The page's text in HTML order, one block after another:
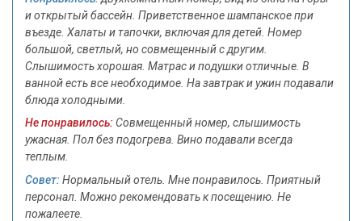
и открытый бассейн. Приветственное шампанское при
въезде. Халаты и тапочки, включая для детей. Номер
большой, светлый, но совмещенный с другим.
Слышимость хорошая. Матрас и подушки отличные. В
ванной есть все необходимое. На завтрак и ужин подавали
блюда холодными.
Не понравилось: Совмещенный номер, слышимость
ужасная. Пол без подогрева. Вино подавали всегда
теплым.
Совет: Нормальный отель. Мне понравилось. Приятный
персонал. Можно рекомендовать к посещению. Не
пожалеете.